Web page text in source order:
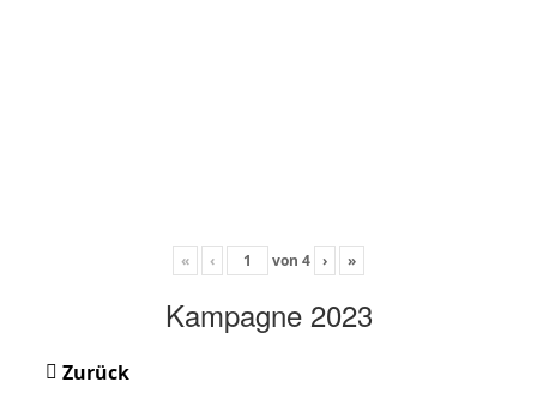
« ‹ von 4 › »
Kampagne 2023
Zurück